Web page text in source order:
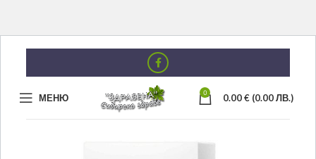
МЕНЮ 0 0.00€ (0.00 ЛВ.)